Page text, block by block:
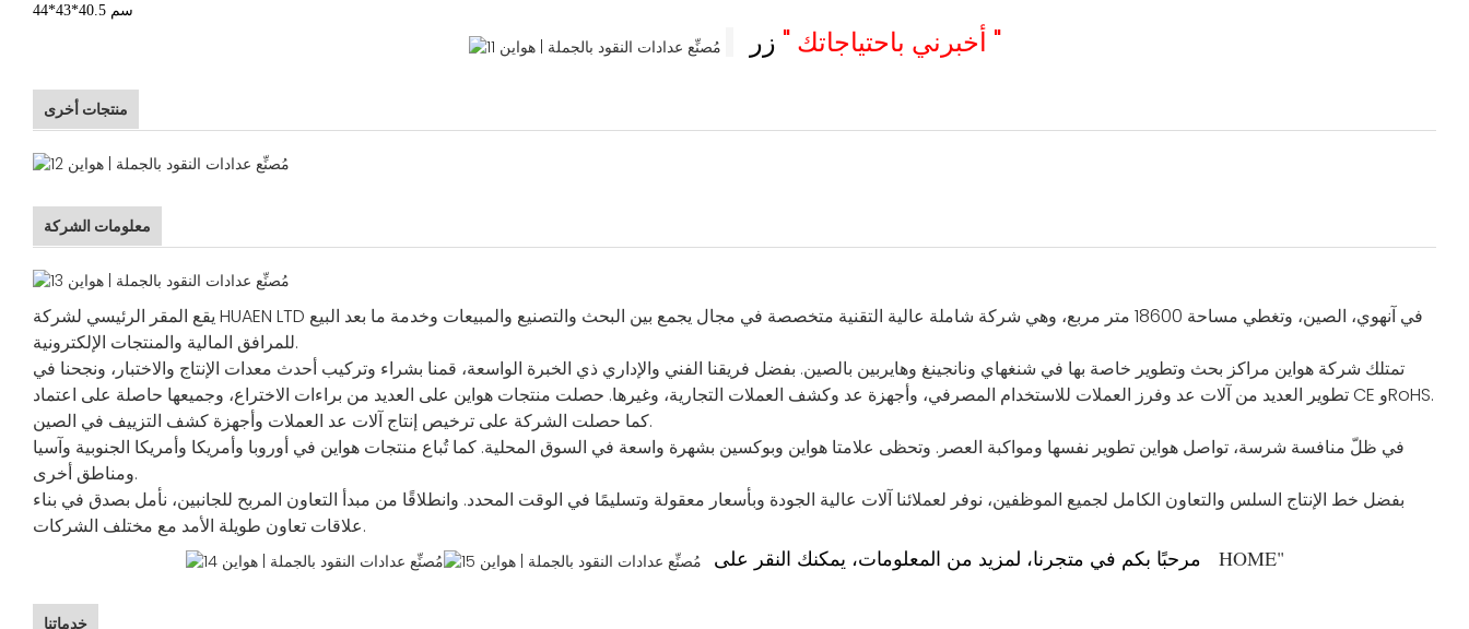
44*43*40.5 سم
أخبرني باحتياجاتك " زر "
منتجات أخرى
معلومات الشركة
يقع المقر الرئيسي لشركة HUAEN LTD في آنهوي، الصين، وتغطي مساحة 18600 متر مربع، وهي شركة شاملة عالية التقنية متخصصة في مجال يجمع بين البحث والتصنيع والمبيعات وخدمة ما بعد البيع
للمرافق المالية والمنتجات الإلكترونية.
تمتلك شركة هواين مراكز بحث وتطوير خاصة بها في شنغهاي ونانجينغ وهايربين بالصين. بفضل فريقنا الفني والإداري ذي الخبرة الواسعة، قمنا بشراء وتركيب أحدث معدات الإنتاج والاختبار، ونجحنا في
تطوير العديد من آلات عد وفرز العملات للاستخدام المصرفي، وأجهزة عد وكشف العملات التجارية، وغيرها. حصلت منتجات هواين على العديد من براءات الاختراع، وجميعها حاصلة على اعتماد CE وRoHS.
كما حصلت الشركة على ترخيص إنتاج آلات عد العملات وأجهزة كشف التزييف في الصين.
في ظلّ منافسة شرسة، تواصل هواين تطوير نفسها ومواكبة العصر. وتحظى علامتا هواين وبوكسين بشهرة واسعة في السوق المحلية. كما تُباع منتجات هواين في أوروبا وأمريكا وأمريكا الجنوبية وآسيا
ومناطق أخرى.
بفضل خط الإنتاج السلس والتعاون الكامل لجميع الموظفين، نوفر لعملائنا آلات عالية الجودة وبأسعار معقولة وتسليمًا في الوقت المحدد. وانطلاقًا من مبدأ التعاون المربح للجانبين، نأمل بصدق في بناء
علاقات تعاون طويلة الأمد مع مختلف الشركات.
مرحبًا بكم في متجرنا، لمزيد من المعلومات، يمكنك النقر على HOME"
خدماتنا